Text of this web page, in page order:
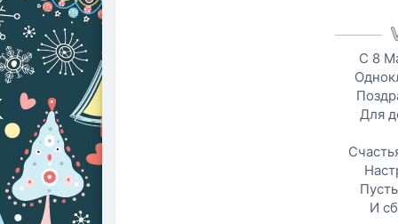
С 8
Для
И